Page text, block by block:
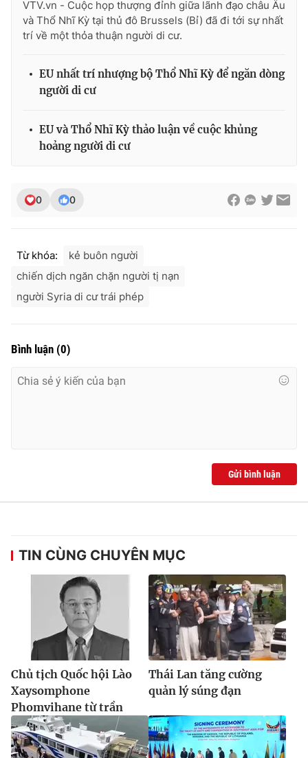
THỜI BÁO VTV
Theo dõi báo trên
Phó Tổng Biên tập: Nguyễn Thị Mỹ Hạnh, Phạm Quốc Thắng,
Nguyễn Trọng Ninh
Tổng đài VTV:024.38 355 931 - 024.38 355 932
Liên hệ quảng cáo:
® Cấm sao chép dưới mọi hình thức nếu không có sự chấp
thuận bằng văn bản. Ghi rõ nguồn VTV.vn khi phát hành lại
thông tin từ website này.
VTV.vn - Cuộc họp thượng đỉnh giữa lãnh đạo châu Âu
và Thổ Nhĩ Kỳ tại thủ đô Brussels (Bỉ) đã đi tới sự nhất
trí về một thỏa thuận người di cư.
EU nhất trí nhượng bộ Thổ Nhĩ Kỳ để ngăn dòng
người di cư
EU và Thổ Nhĩ Kỳ thảo luận về cuộc khủng
hoảng người di cư
0 0
Từ khóa:
kẻ buôn người
chiến dịch ngăn chặn người tị nạn
người Syria di cư trái phép
Bình luận (0)
Gửi bình luận
TIN CÙNG CHUYÊN MỤC
Chủ tịch Quốc hội Lào
Xaysomphone
Phomvihane từ trần
Thái Lan tăng cường
quản lý súng đạn